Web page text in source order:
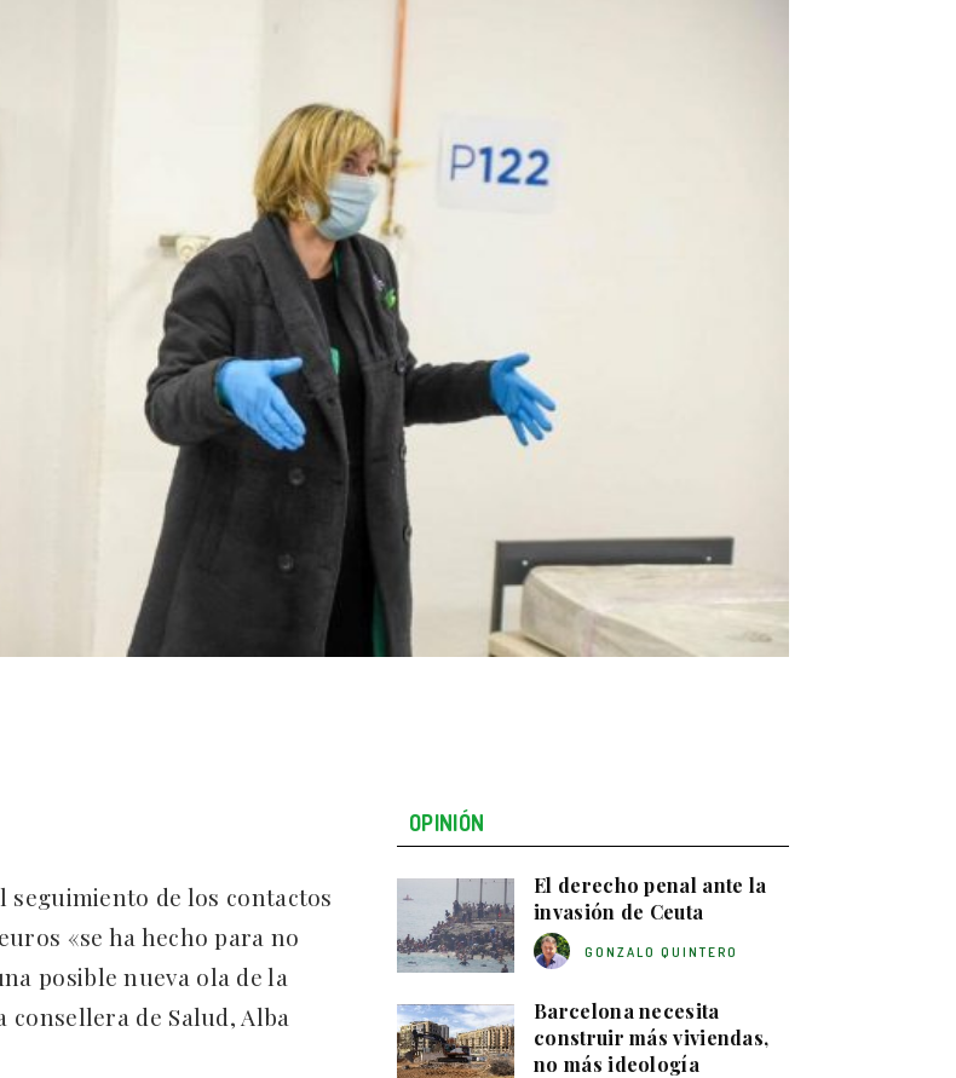
seguimiento de los contactos
«se ha hecho para no
posible nueva ola de la
de Salud, Alba
OPINIÓN
El derecho penal ante la
invasión de Ceuta
GONZALO QUINTERO
Barcelona necesita
construir más viviendas,
no más ideología